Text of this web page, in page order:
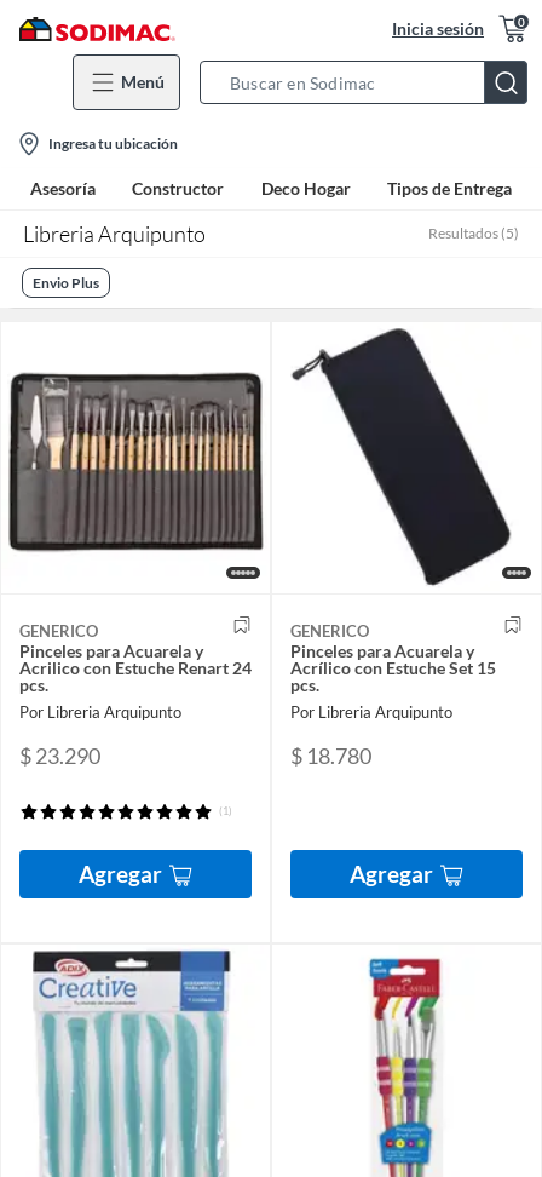
Inicia sesión 0
Menú
Bar
location-
icon
Ingresa tu ubicación
Asesoría Constructor Deco Hogar Tipos de Entrega
Libreria Arquipunto Resultados (5)
Envio Plus
GENERICO
Pinceles para Acuarela y
Acrilico con Estuche Renart 24
pcs.
Por Libreria Arquipunto
$ 23.290
(1)
Agregar
GENERICO
Pinceles para Acuarela y
Acrílico con Estuche Set 15
pcs.
Por Libreria Arquipunto
$ 18.780
Agregar